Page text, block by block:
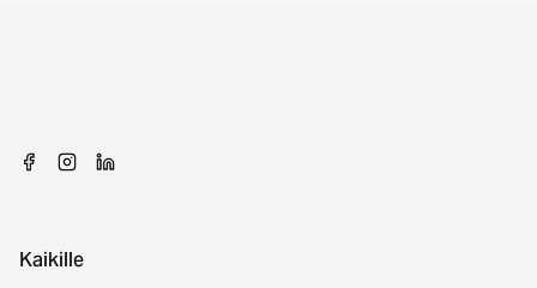
Kaikille